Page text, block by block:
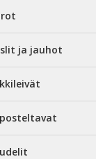
ja jauhot